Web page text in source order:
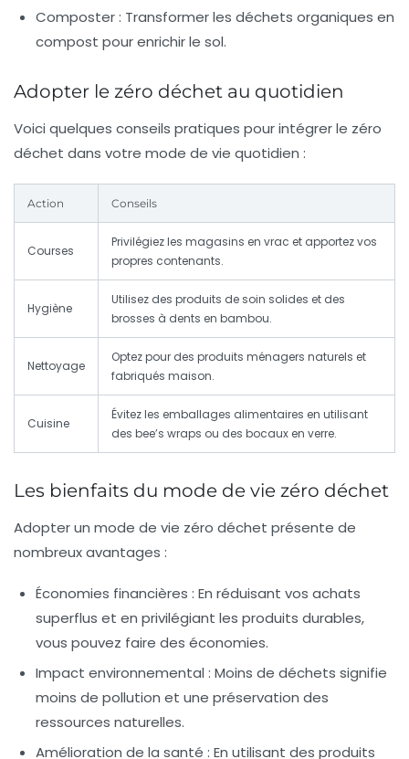
Composter : Transformer les déchets organiques en
compost pour enrichir le sol.
Adopter le zéro déchet au quotidien
Voici quelques conseils pratiques pour intégrer le zéro
déchet dans votre mode de vie quotidien :
Action Conseils
Courses
Privilégiez les magasins en vrac et apportez vos
propres contenants.
Hygiène
Utilisez des produits de soin solides et des
brosses à dents en bambou.
Nettoyage
Optez pour des produits ménagers naturels et
fabriqués maison.
Cuisine
Évitez les emballages alimentaires en utilisant
des bee’s wraps ou des bocaux en verre.
Les bienfaits du mode de vie zéro déchet
Adopter un mode de vie zéro déchet présente de
nombreux avantages :
Économies financières : En réduisant vos achats
superflus et en privilégiant les produits durables,
vous pouvez faire des économies.
Impact environnemental : Moins de déchets signifie
moins de pollution et une préservation des
ressources naturelles.
Amélioration de la santé : En utilisant des produits